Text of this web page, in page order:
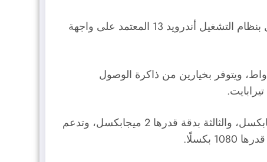
) الثُماني النُوى، والمُصنع بتقنية 6 نانومتر، ويعمل بنظام التشغيل أندرويد 13 المعتمد على واجهة
يحتوي +Realme 11 Pro على بطارية تبلغ سعتها 5000 ميلّي أمبير/ الساعة، ويدعم الشحن السلكي بقدرة 100 واط، ويتوفر بخيارين من ذاكرة الوصول
يضم هذا الهاتف كاميرا خلفية ثلاثية العدسات، الأساسية بدقة قدرها 200 ميجابكسل، والثانية بدقة قدرها 8 ميجابكسل، والثالثة بدقة قدرها 2 ميجابكسل، وتدعم